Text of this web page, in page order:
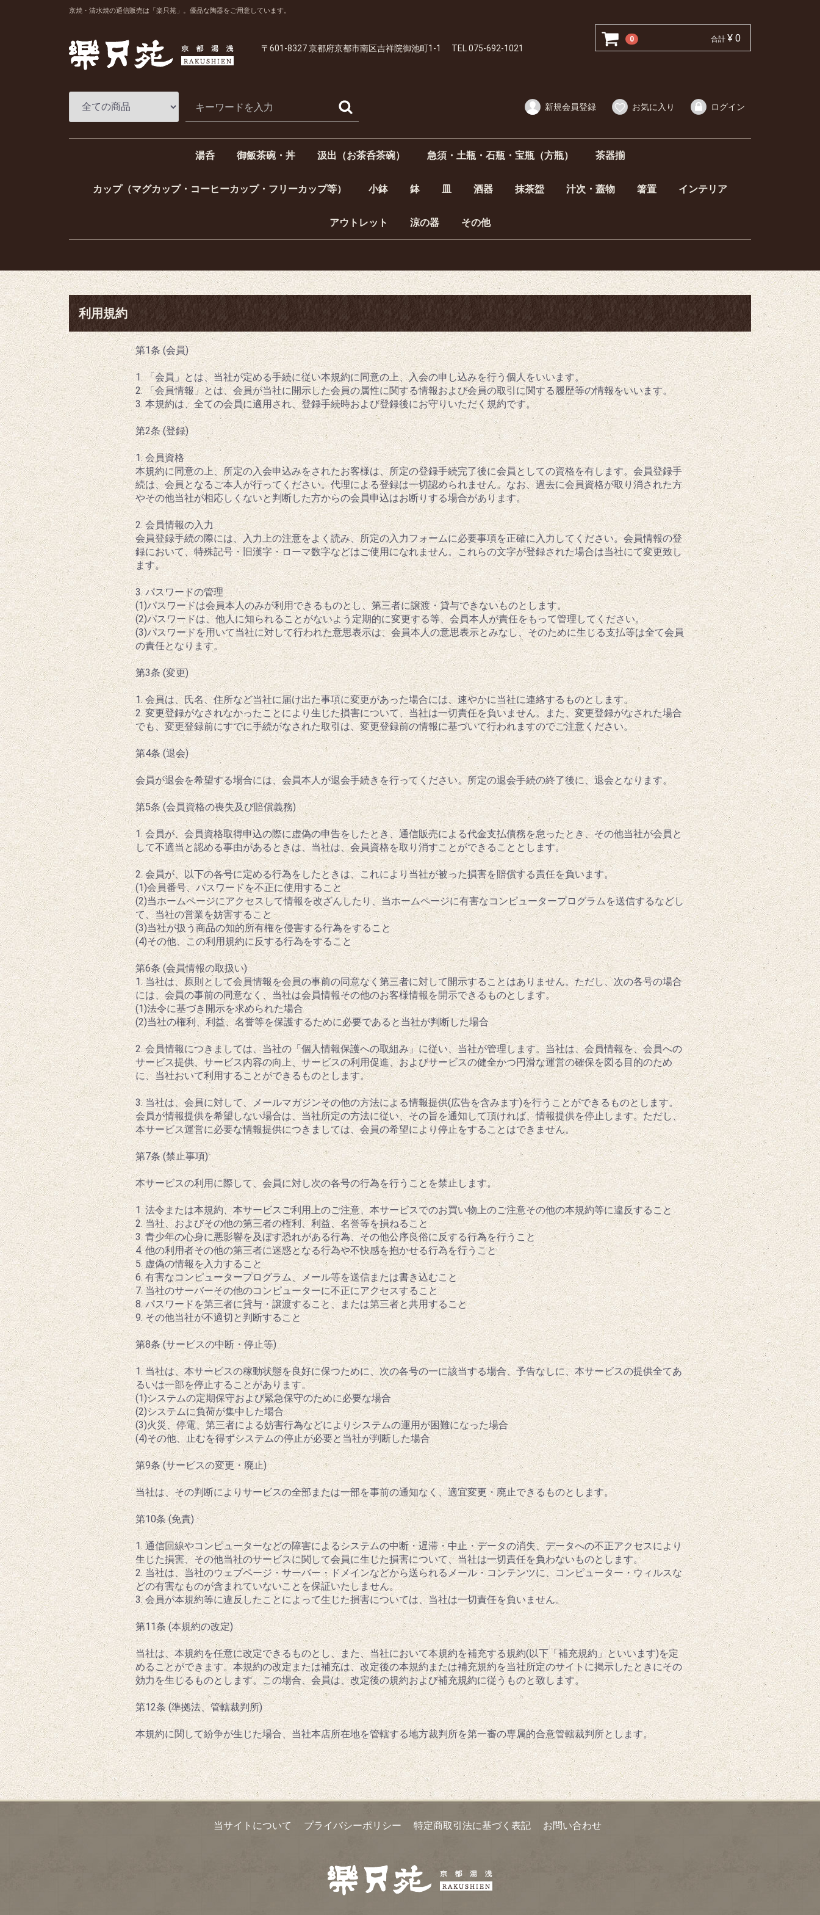
京焼・清水焼の通信販売は「楽只苑」。優品な陶器をご用意しています。
〒601-8327 京都府京都市南区吉祥院御池町1-1 TEL 075-692-1021
0 合計 ¥ 0
新規会員登録 お気に入り ログイン
湯呑
一ヶ湯呑（単品湯呑）
組湯呑（夫婦湯呑）
御飯茶碗・丼
一ヶ飯碗・丼
組飯碗（夫婦飯碗）
汲出（お茶呑茶碗）
汲出 5客1組
蓋付汲出 5客1組
汲出1客
蓋付汲出1客
急須・土瓶・石瓶・宝瓶（方瓶） 茶器揃
カップ（マグカップ・コーヒーカップ・フリーカップ等） 小鉢
向付
小付
鉢 皿
角皿
楕円皿
酒器
居酒屋揃・半酒器揃
酒器揃
徳利（とっくり）
ぐい呑
平盃
抹茶盌 汁次・蓋物 箸置 インテリア
アウトレット 涼の器 その他
利用規約
第1条 (会員)
1. 「会員」とは、当社が定める手続に従い本規約に同意の上、入会の申し込みを行う個人をいいます。
2. 「会員情報」とは、会員が当社に開示した会員の属性に関する情報および会員の取引に関する履歴等の情報をいいます。
3. 本規約は、全ての会員に適用され、登録手続時および登録後にお守りいただく規約です。
第2条 (登録)
1. 会員資格
本規約に同意の上、所定の入会申込みをされたお客様は、所定の登録手続完了後に会員としての資格を有します。会員登録手
続は、会員となるご本人が行ってください。代理による登録は一切認められません。なお、過去に会員資格が取り消された方
やその他当社が相応しくないと判断した方からの会員申込はお断りする場合があります。
2. 会員情報の入力
会員登録手続の際には、入力上の注意をよく読み、所定の入力フォームに必要事項を正確に入力してください。会員情報の登
録において、特殊記号・旧漢字・ローマ数字などはご使用になれません。これらの文字が登録された場合は当社にて変更致し
ます。
3. パスワードの管理
(1)パスワードは会員本人のみが利用できるものとし、第三者に譲渡・貸与できないものとします。
(2)パスワードは、他人に知られることがないよう定期的に変更する等、会員本人が責任をもって管理してください。
(3)パスワードを用いて当社に対して行われた意思表示は、会員本人の意思表示とみなし、そのために生じる支払等は全て会員
の責任となります。
第3条 (変更)
1. 会員は、氏名、住所など当社に届け出た事項に変更があった場合には、速やかに当社に連絡するものとします。
2. 変更登録がなされなかったことにより生じた損害について、当社は一切責任を負いません。また、変更登録がなされた場合
でも、変更登録前にすでに手続がなされた取引は、変更登録前の情報に基づいて行われますのでご注意ください。
第4条 (退会)
会員が退会を希望する場合には、会員本人が退会手続きを行ってください。所定の退会手続の終了後に、退会となります。
第5条 (会員資格の喪失及び賠償義務)
1. 会員が、会員資格取得申込の際に虚偽の申告をしたとき、通信販売による代金支払債務を怠ったとき、その他当社が会員と
して不適当と認める事由があるときは、当社は、会員資格を取り消すことができることとします。
2. 会員が、以下の各号に定める行為をしたときは、これにより当社が被った損害を賠償する責任を負います。
(1)会員番号、パスワードを不正に使用すること
(2)当ホームページにアクセスして情報を改ざんしたり、当ホームページに有害なコンピュータープログラムを送信するなどし
て、当社の営業を妨害すること
(3)当社が扱う商品の知的所有権を侵害する行為をすること
(4)その他、この利用規約に反する行為をすること
第6条 (会員情報の取扱い)
1. 当社は、原則として会員情報を会員の事前の同意なく第三者に対して開示することはありません。ただし、次の各号の場合
には、会員の事前の同意なく、当社は会員情報その他のお客様情報を開示できるものとします。
(1)法令に基づき開示を求められた場合
(2)当社の権利、利益、名誉等を保護するために必要であると当社が判断した場合
2. 会員情報につきましては、当社の「個人情報保護への取組み」に従い、当社が管理します。当社は、会員情報を、会員への
サービス提供、サービス内容の向上、サービスの利用促進、およびサービスの健全かつ円滑な運営の確保を図る目的のため
に、当社おいて利用することができるものとします。
3. 当社は、会員に対して、メールマガジンその他の方法による情報提供(広告を含みます)を行うことができるものとします。
会員が情報提供を希望しない場合は、当社所定の方法に従い、その旨を通知して頂ければ、情報提供を停止します。ただし、
本サービス運営に必要な情報提供につきましては、会員の希望により停止をすることはできません。
第7条 (禁止事項)
本サービスの利用に際して、会員に対し次の各号の行為を行うことを禁止します。
1. 法令または本規約、本サービスご利用上のご注意、本サービスでのお買い物上のご注意その他の本規約等に違反すること
2. 当社、およびその他の第三者の権利、利益、名誉等を損ねること
3. 青少年の心身に悪影響を及ぼす恐れがある行為、その他公序良俗に反する行為を行うこと
4. 他の利用者その他の第三者に迷惑となる行為や不快感を抱かせる行為を行うこと
5. 虚偽の情報を入力すること
6. 有害なコンピュータープログラム、メール等を送信または書き込むこと
7. 当社のサーバーその他のコンピューターに不正にアクセスすること
8. パスワードを第三者に貸与・譲渡すること、または第三者と共用すること
9. その他当社が不適切と判断すること
第8条 (サービスの中断・停止等)
1. 当社は、本サービスの稼動状態を良好に保つために、次の各号の一に該当する場合、予告なしに、本サービスの提供全てあ
るいは一部を停止することがあります。
(1)システムの定期保守および緊急保守のために必要な場合
(2)システムに負荷が集中した場合
(3)火災、停電、第三者による妨害行為などによりシステムの運用が困難になった場合
(4)その他、止むを得ずシステムの停止が必要と当社が判断した場合
第9条 (サービスの変更・廃止)
当社は、その判断によりサービスの全部または一部を事前の通知なく、適宜変更・廃止できるものとします。
第10条 (免責)
1. 通信回線やコンピューターなどの障害によるシステムの中断・遅滞・中止・データの消失、データへの不正アクセスにより
生じた損害、その他当社のサービスに関して会員に生じた損害について、当社は一切責任を負わないものとします。
2. 当社は、当社のウェブページ・サーバー・ドメインなどから送られるメール・コンテンツに、コンピューター・ウィルスな
どの有害なものが含まれていないことを保証いたしません。
3. 会員が本規約等に違反したことによって生じた損害については、当社は一切責任を負いません。
第11条 (本規約の改定)
当社は、本規約を任意に改定できるものとし、また、当社において本規約を補充する規約(以下「補充規約」といいます)を定
めることができます。本規約の改定または補充は、改定後の本規約または補充規約を当社所定のサイトに掲示したときにその
効力を生じるものとします。この場合、会員は、改定後の規約および補充規約に従うものと致します。
第12条 (準拠法、管轄裁判所)
本規約に関して紛争が生じた場合、当社本店所在地を管轄する地方裁判所を第一審の専属的合意管轄裁判所とします。
当サイトについて プライバシーポリシー 特定商取引法に基づく表記 お問い合わせ